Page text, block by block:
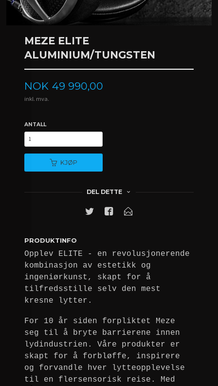
MEZE ELITE
ALUMINIUM/TUNGSTEN
Pris
NOK 49 990,00
inkl. mva.
ANTALL
KJØP
DEL DETTE
PRODUKTINFO
Opplev ELITE - en revolusjonerende
kombinasjon av estetikk og
ingeniørkunst, skapt for å
tilfredsstille selv den mest
kresne lytter.
For 10 år siden forpliktet Meze
seg til å bryte barrierene innen
lydindustrien. Våre produkter er
skapt for å forbløffe, inspirere
og forvandle hver lytteopplevelse
til en flersensorisk reise. Med